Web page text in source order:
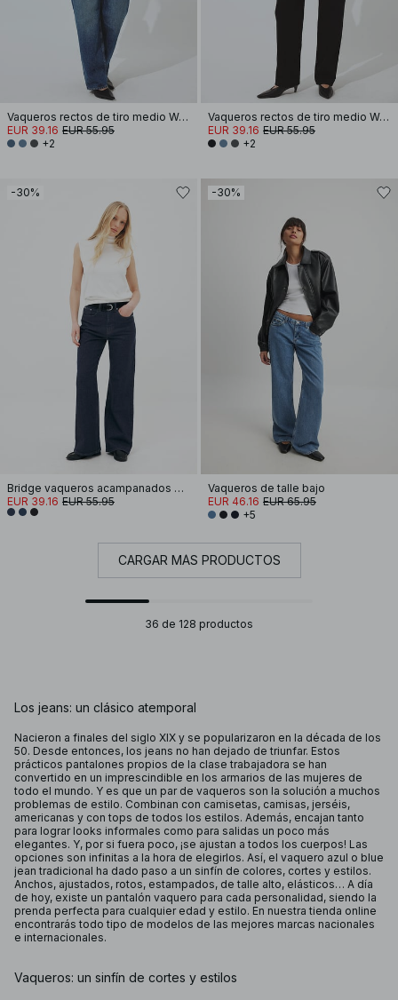
Vaqueros rectos de tiro medio Way
EUR 39.16 EUR 55.95
+2
Vaqueros rectos de tiro medio Way
EUR 39.16 EUR 55.95
+2
-30%
Bridge vaqueros acampanados de tiro alto
EUR 39.16 EUR 55.95
-30%
Vaqueros de talle bajo
EUR 46.16 EUR 65.95
+5
CARGAR MÁS PRODUCTOS
36 de 128 productos
Los jeans: un clásico atemporal
Nacieron a finales del siglo XIX y se popularizaron en la década de los
50. Desde entonces, los jeans no han dejado de triunfar. Estos
prácticos pantalones propios de la clase trabajadora se han
convertido en un imprescindible en los armarios de las mujeres de
todo el mundo. Y es que un par de vaqueros son la solución a muchos
problemas de estilo. Combinan con camisetas, camisas, jerséis,
americanas y con tops de todos los estilos. Además, encajan tanto
para lograr looks informales como para salidas un poco más
elegantes. Y, por si fuera poco, ¡se ajustan a todos los cuerpos! Las
opciones son infinitas a la hora de elegirlos. Así, el vaquero azul o blue
jean tradicional ha dado paso a un sinfín de colores, cortes y estilos.
Anchos, ajustados, rotos, estampados, de talle alto, elásticos… A día
de hoy, existe un pantalón vaquero para cada personalidad, siendo la
prenda perfecta para cualquier edad y estilo. En nuestra tienda online
encontrarás todo tipo de modelos de las mejores marcas nacionales
e internacionales.
Vaqueros: un sinfín de cortes y estilos